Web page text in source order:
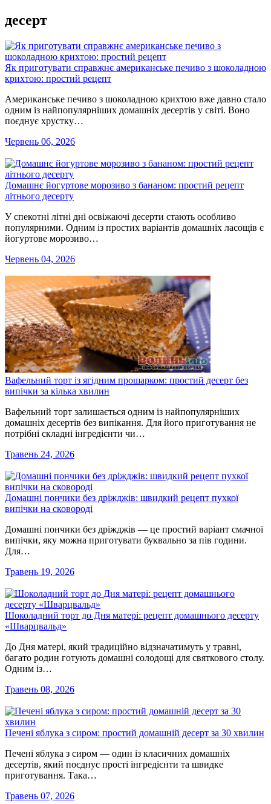
десерт
Як приготувати справжнє американське печиво з шоколадною
крихтою: простий рецепт
Американське печиво з шоколадною крихтою вже давно стало
одним із найпопулярніших домашніх десертів у світі. Воно
поєднує хрустку…
Червень 06, 2026
Домашнє йогуртове морозиво з бананом: простий рецепт
літнього десерту
У спекотні літні дні освіжаючі десерти стають особливо
популярними. Одним із простих варіантів домашніх ласощів є
йогуртове морозиво…
Червень 04, 2026
Вафельний торт із ягідним прошарком: простий десерт без
випічки за кілька хвилин
Вафельний торт залишається одним із найпопулярніших
домашніх десертів без випікання. Для його приготування не
потрібні складні інгредієнти чи…
Травень 24, 2026
Домашні пончики без дріжджів: швидкий рецепт пухкої
випічки на сковороді
Домашні пончики без дріжджів — це простий варіант смачної
випічки, яку можна приготувати буквально за пів години.
Для…
Травень 19, 2026
Шоколадний торт до Дня матері: рецепт домашнього десерту
«Шварцвальд»
До Дня матері, який традиційно відзначатимуть у травні,
багато родин готують домашні солодощі для святкового столу.
Одним із…
Травень 08, 2026
Печені яблука з сиром: простий домашній десерт за 30 хвилин
Печені яблука з сиром — один із класичних домашніх
десертів, який поєднує прості інгредієнти та швидке
приготування. Така…
Травень 07, 2026